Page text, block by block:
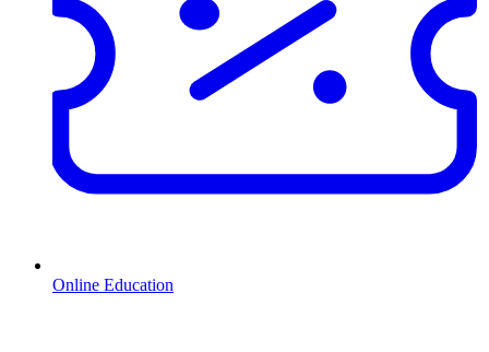
Online Education